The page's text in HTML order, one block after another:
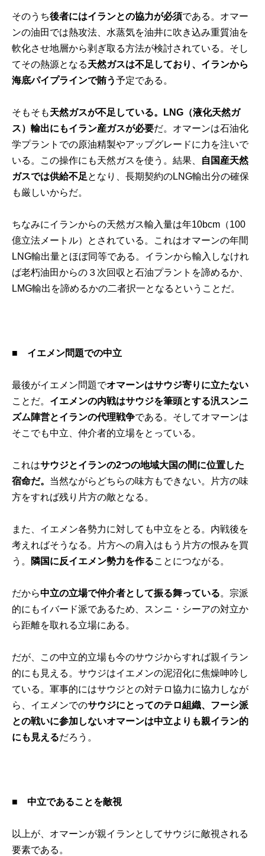
そのうち後者にはイランとの協力が必須である。オマー
ンの油田では熱攻法、水蒸気を油井に吹き込み重質油を
軟化させ地層から剥ぎ取る方法が検討されている。そし
てその熱源となる天然ガスは不足しており、イランから
海底パイプラインで賄う予定である。
そもそも天然ガスが不足している。LNG（液化天然ガ
ス）輸出にもイラン産ガスが必要だ。オマーンは石油化
学プラントでの原油精製やアップグレードに力を注いで
いる。この操作にも天然ガスを使う。結果、
自国産天然
ガスでは供給不足となり、長期契約のLNG輸出分の確保
も厳しいからだ。
ちなみにイランからの天然ガス輸入量は年10bcm（100
億立法メートル）とされている。これはオマーンの年間
LNG輸出量とほぼ同等である。イランから輸入しなけれ
ば老朽油田からの３次回収と石油プラントを諦めるか、
LMG輸出を諦めるかの二者択一となるということだ。
■ イエメン問題での中立
最後がイエメン問題でオマーンはサウジ寄りに立たない
ことだ。 イエメンの内戦はサウジを筆頭とする汎スンニ
ズム陣営とイランの代理戦争である。そしてオマーンは
そこでも中立、仲介者的立場をとっている。
これはサウジとイランの2つの地域大国の間に位置した
宿命だ。 当然ながらどちらの味方もできない。片方の味
方をすれば残り片方の敵となる。
また、イエメン各勢力に対しても中立をとる。内戦後を
考えればそうなる。片方への肩入はもう片方の恨みを買
う。
隣国に反イエメン勢力を作ることにつながる。
だから中立の立場で仲介者として振る舞っている。宗派
的にもイバード派であるため、スンニ・シーアの対立か
ら距離を取れる立場にある。
だが、この中立的立場も今のサウジからすれば親イラン
的にも見える。サウジはイエメンの泥沼化に焦燥呻吟し
ている。軍事的にはサウジとの対テロ協力に協力しなが
ら、イエメンでのサウジにとってのテロ組織、フーシ派
との戦いに参加しないオマーンは中立よりも親イラン的
にも見えるだろう。
■中立であることを敵視
以上が、オマーンが親イランとしてサウジに敵視される
要素である。